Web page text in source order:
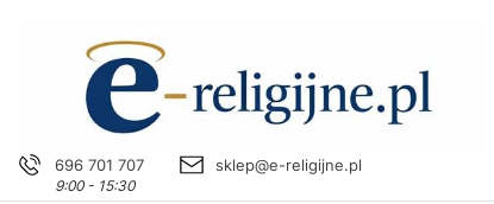
696 701 707
9:00 - 15:30
sklep@e-religijne.pl